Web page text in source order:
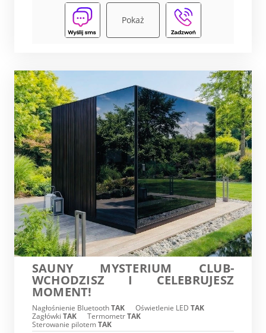
Pokaż
SAUNY MYSTERIUM CLUB-
WCHODZISZ I CELEBRUJESZ
MOMENT!
Nagłośnienie BluetoothTAK Oświetlenie LED TAK
Zagłówki TAK TermometrTAK
Sterowanie pilotemTAK